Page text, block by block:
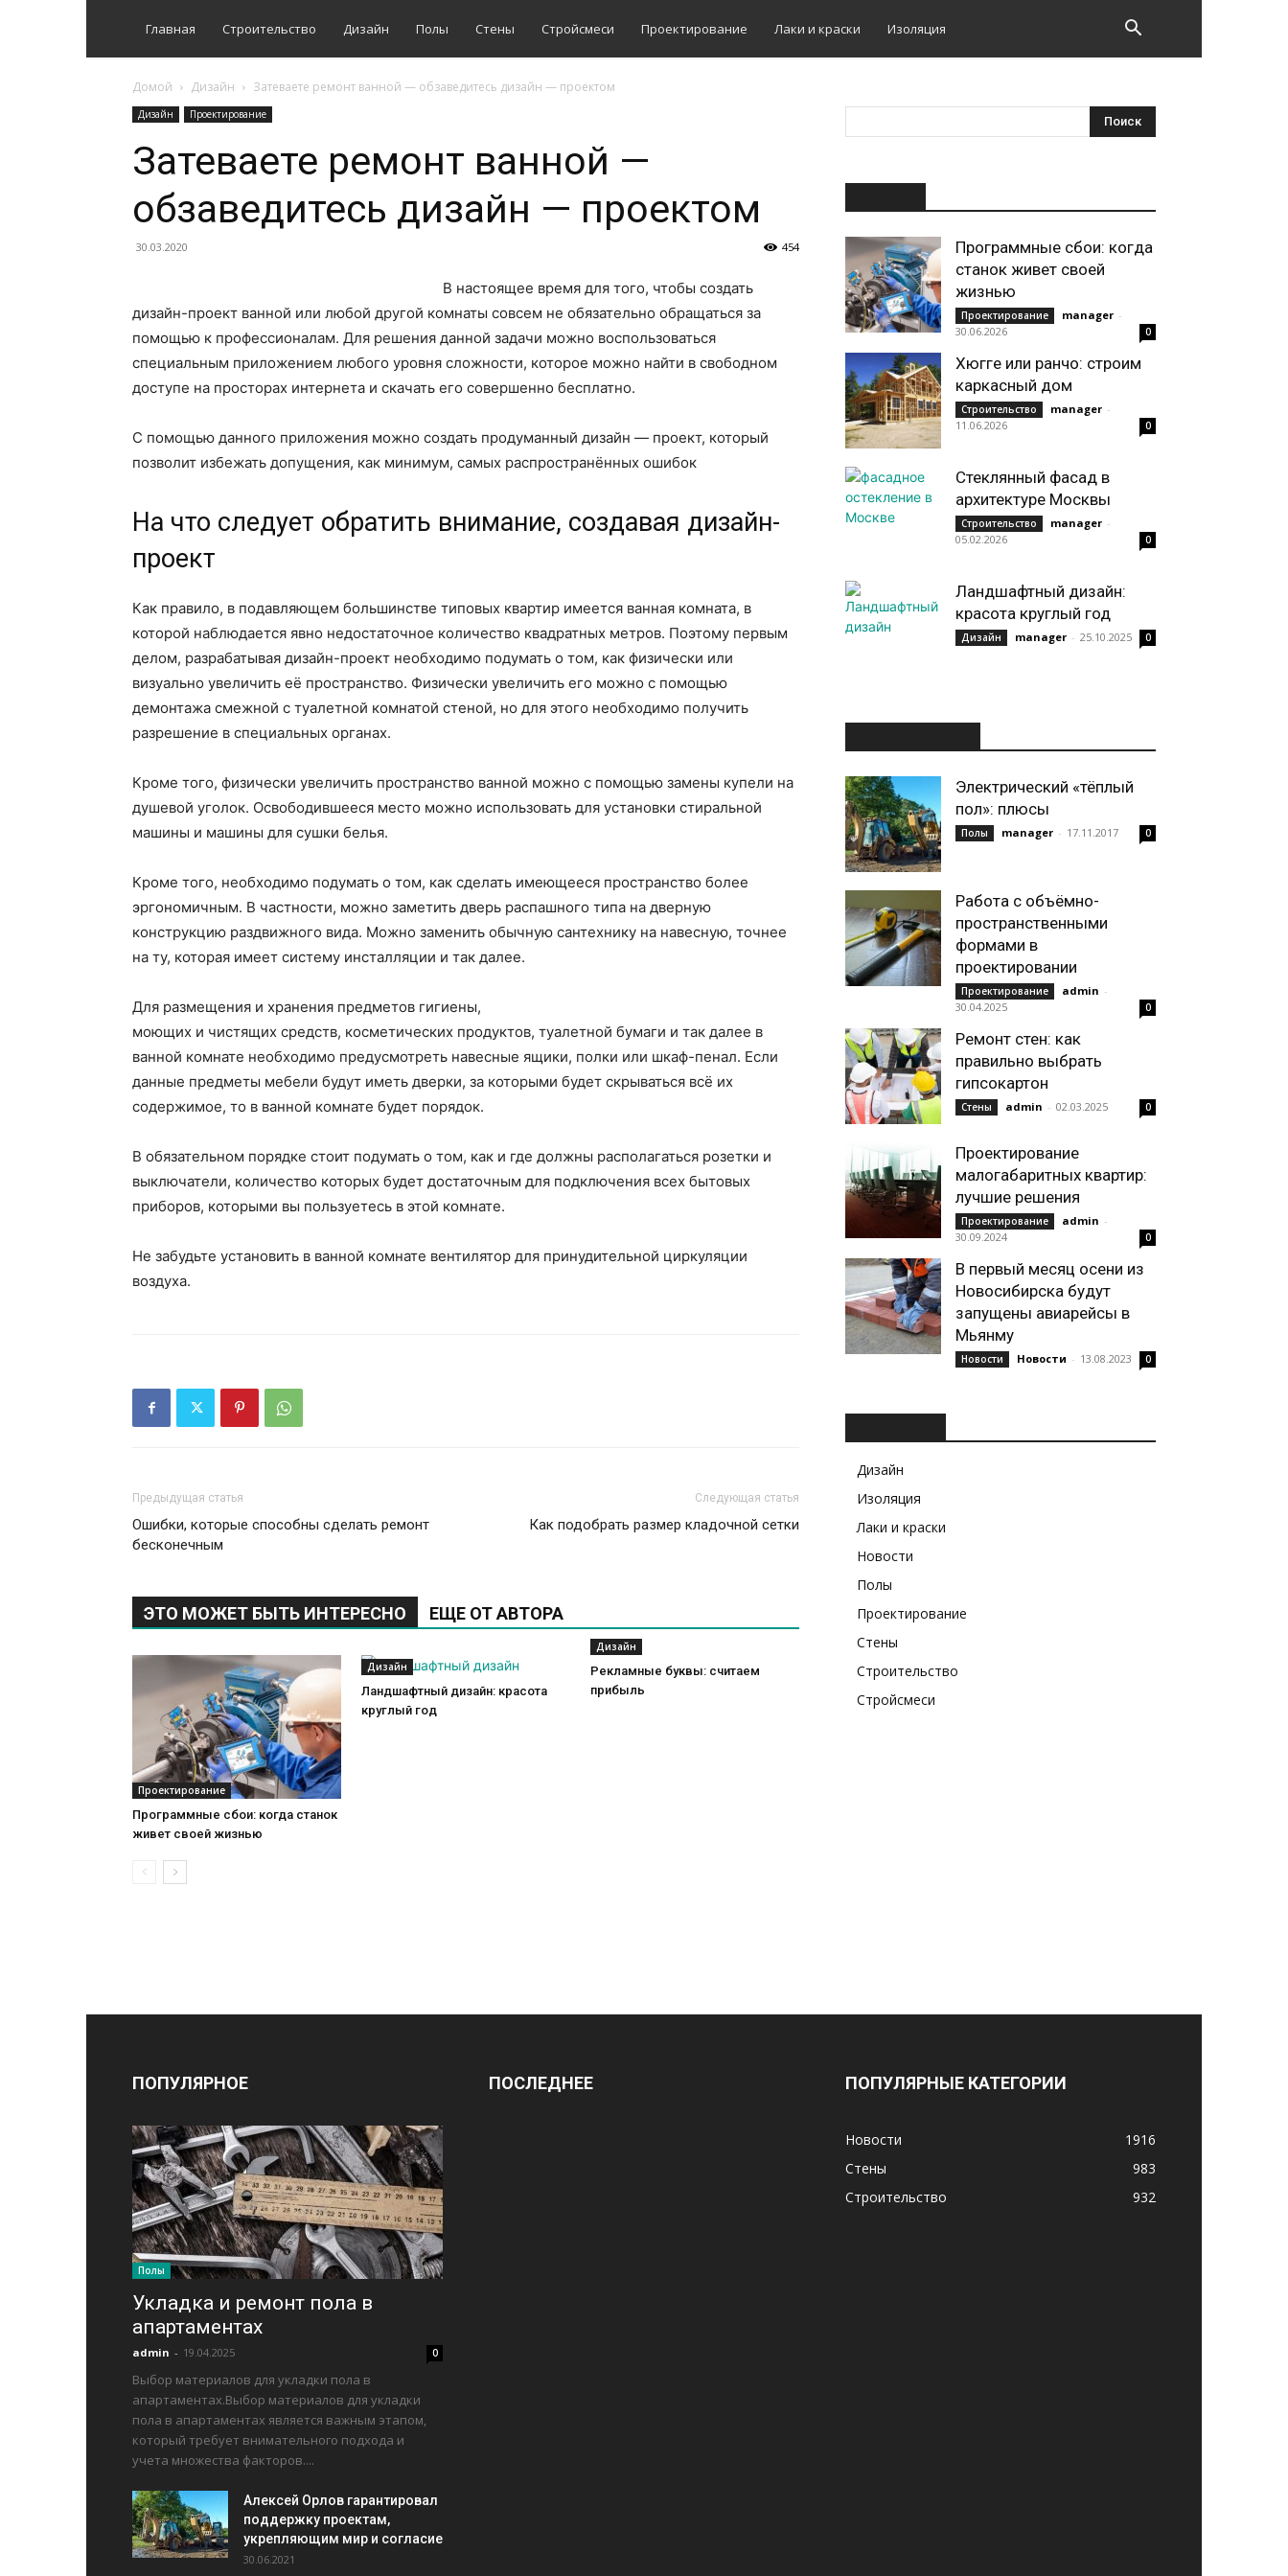
Главная Строительство Дизайн Полы Стены Стройсмеси Проектирование Лаки и краски Изоляция
Домой Дизайн Затеваете ремонт ванной — обзаведитесь дизайн — проектом
Дизайн Проектирование
Затеваете ремонт ванной —
обзаведитесь дизайн — проектом
30.03.2020 454
В настоящее время для того, чтобы создать
дизайн-проект ванной или любой другой комнаты совсем не обязательно обращаться за
помощью к профессионалам. Для решения данной задачи можно воспользоваться
специальным приложением любого уровня сложности, которое можно найти в свободном
доступе на просторах интернета и скачать его совершенно бесплатно.
С помощью данного приложения можно создать продуманный дизайн — проект, который
позволит избежать допущения, как минимум, самых распространённых ошибок
На что следует обратить внимание, создавая дизайн-
проект
Как правило, в подавляющем большинстве типовых квартир имеется ванная комната, в
которой наблюдается явно недостаточное количество квадратных метров. Поэтому первым
делом, разрабатывая дизайн-проект необходимо подумать о том, как физически или
визуально увеличить её пространство. Физически увеличить его можно с помощью
демонтажа смежной с туалетной комнатой стеной, но для этого необходимо получить
разрешение в специальных органах.
Кроме того, физически увеличить пространство ванной можно с помощью замены купели на
душевой уголок. Освободившееся место можно использовать для установки стиральной
машины и машины для сушки белья.
Кроме того, необходимо подумать о том, как сделать имеющееся пространство более
эргономичным. В частности, можно заметить дверь распашного типа на дверную
конструкцию раздвижного вида. Можно заменить обычную сантехнику на навесную, точнее
на ту, которая имеет систему инсталляции и так далее.
Для размещения и хранения предметов гигиены,
моющих и чистящих средств, косметических продуктов, туалетной бумаги и так далее в
ванной комнате необходимо предусмотреть навесные ящики, полки или шкаф-пенал. Если
данные предметы мебели будут иметь дверки, за которыми будет скрываться всё их
содержимое, то в ванной комнате будет порядок.
В обязательном порядке стоит подумать о том, как и где должны располагаться розетки и
выключатели, количество которых будет достаточным для подключения всех бытовых
приборов, которыми вы пользуетесь в этой комнате.
Не забудьте установить в ванной комнате вентилятор для принудительной циркуляции
воздуха.
Предыдущая статья
Ошибки, которые способны сделать ремонт
бесконечным
Следующая статья
Как подобрать размер кладочной сетки
ЭТО МОЖЕТ БЫТЬ ИНТЕРЕСНО ЕЩЕ ОТ АВТОРА
Проектирование
Программные сбои: когда станок
живет своей жизнью
Дизайн
Ландшафтный дизайн: красота
круглый год
Дизайн
Рекламные буквы: считаем
прибыль
Программные сбои: когда
станок живет своей
жизнью
Проектирование manager -
30.06.2026
0
Хюгге или ранчо: строим
каркасный дом
Строительство manager -
11.06.2026
0
Стеклянный фасад в
архитектуре Москвы
Строительство manager -
05.02.2026
0
Ландшафтный дизайн:
красота круглый год
Дизайн manager - 25.10.2025 0
Электрический «тёплый
пол»: плюсы
Полы manager - 17.11.2017 0
Работа с объёмно-
пространственными
формами в
проектировании
Проектирование admin -
30.04.2025
0
Ремонт стен: как
правильно выбрать
гипсокартон
Стены admin - 02.03.2025 0
Проектирование
малогабаритных квартир:
лучшие решения
Проектирование admin -
30.09.2024
0
В первый месяц осени из
Новосибирска будут
запущены авиарейсы в
Мьянму
Новости Новости - 13.08.2023 0
Дизайн
Изоляция
Лаки и краски
Новости
Полы
Проектирование
Стены
Строительство
Стройсмеси
ПОПУЛЯРНОЕ
Полы
Укладка и ремонт пола в
апартаментах
admin - 19.04.2025 0
Выбор материалов для укладки пола в
апартаментах.Выбор материалов для укладки
пола в апартаментах является важным этапом,
который требует внимательного подхода и
учета множества факторов....
Алексей Орлов гарантировал
поддержку проектам,
укрепляющим мир и согласие
30.06.2021
ПОСЛЕДНЕЕ ПОПУЛЯРНЫЕ КАТЕГОРИИ
Новости
1916
Стены
983
Строительство
932